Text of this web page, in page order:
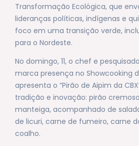
Transformação Ecológica, que
lideranças políticas, indígenas e
foco em uma transição verde,
para o Nordeste.
No domingo, 11, o chef e
marca presença no Showcooking
apresenta o “Pirão de Aipim da
tradição e inovação: pirão
manteiga, acompanhado de
de licuri, carne de fumeiro, carne
coalho.